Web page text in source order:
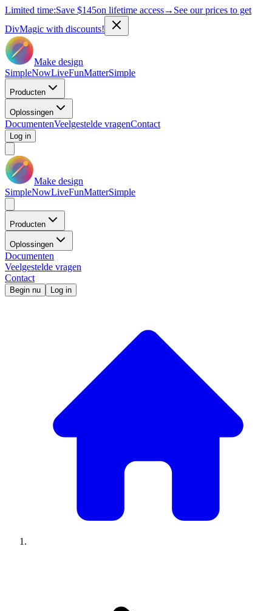
Limited time:Save $145on lifetime access→ See our prices to get
DivMagic with discounts!
Make design
SimpleNowLiveFunMatterSimple
Producten
Oplossingen
DocumentenVeelgestelde vragenContact
Log in
Make design
SimpleNowLiveFunMatterSimple
Producten
Oplossingen
Documenten
Veelgestelde vragen
Contact
Begin nu Log in